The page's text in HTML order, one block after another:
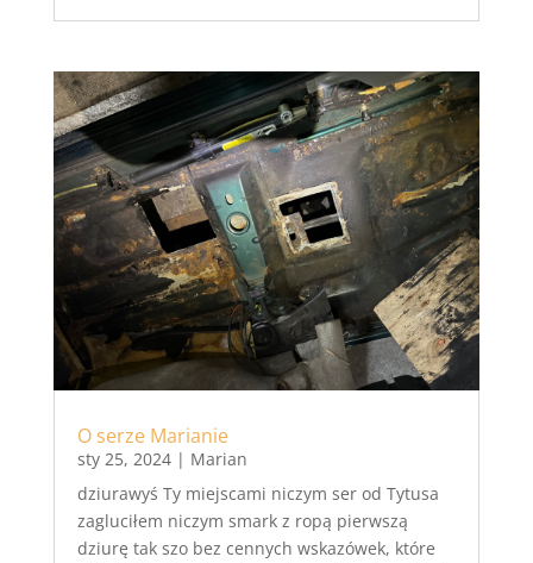
O serze Marianie
sty 25, 2024| Marian
dziurawyś Ty miejscami niczym ser od Tytusa
zagluciłem niczym smark z ropą pierwszą
dziurę tak szo bez cennych wskazówek, które